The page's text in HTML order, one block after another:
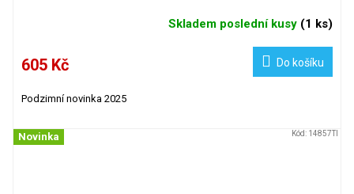
Skladem poslední kusy (1 ks)
605 Kč Do košíku
Podzimní novinka 2025
Novinka Kód: 14857TI